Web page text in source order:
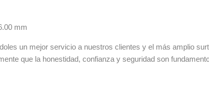
mm
un mejor servicio a nuestros clientes y el más amplio
que la honestidad, confianza y seguridad son